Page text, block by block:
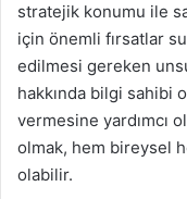
stratejik konumu ile
için önemli fırsatlar
edilmesi gereken
hakkında bilgi sahibi
vermesine yardımcı
olmak, hem bireysel
olabilir.